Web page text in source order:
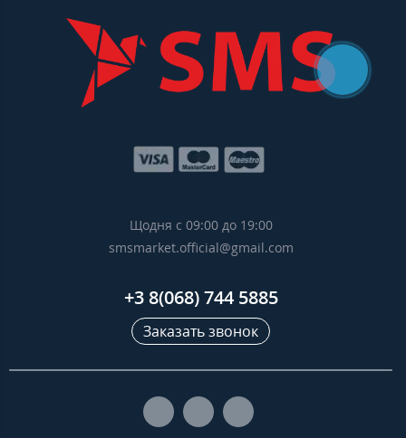
Щодня с 09:00 до 19:00
smsmarket.official@gmail.com
+3 8(068) 744 5885
Заказать звонок